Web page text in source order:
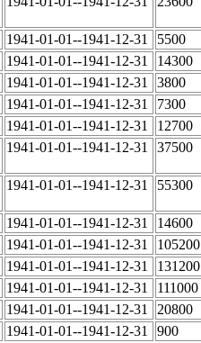
1941-01-01--1941-12-31 5500
1941-01-01--1941-12-31 14300
1941-01-01--1941-12-31 3800
1941-01-01--1941-12-31 7300
1941-01-01--1941-12-31 12700
1941-01-01--1941-12-31 37500
1941-01-01--1941-12-31 55300
1941-01-01--1941-12-31 14600
1941-01-01--1941-12-31 105200
1941-01-01--1941-12-31 131200
1941-01-01--1941-12-31 111000
1941-01-01--1941-12-31 20800
1941-01-01--1941-12-31 900